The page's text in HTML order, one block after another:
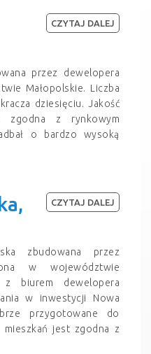
przez dewelopera
Małopolskie. Liczba
dziesięciu. Jakość
zgodna z rynkowym
o bardzo wysoką
CZYTAJ DALEJ
zbudowana przez
w województwie
z biurem dewelopera
w inwestycji Nowa
przygotowane do
mieszkań jest zgodna z
CZYTAJ DALEJ